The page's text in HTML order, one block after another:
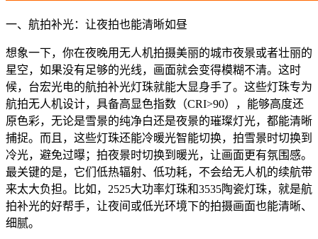
一、航拍补光：让夜拍也能清晰如昼
想象一下，你在夜晚用无人机拍摄美丽的城市夜景或者壮丽的
星空，如果没有足够的光线，画面就会变得模糊不清。这时
候，台宏光电的航拍补光灯珠就能大显身手了。这些灯珠专为
航拍无人机设计，具备高显色指数（CRI>90），能够高度还
原色彩，无论是雪景的纯净白还是夜景的璀璨灯光，都能清晰
捕捉。而且，这些灯珠还能冷暖光智能切换，拍雪景时切换到
冷光，避免过曝；拍夜景时切换到暖光，让画面更有氛围感。
最关键的是，它们低热辐射、低功耗，不会给无人机的续航带
来太大负担。比如，2525大功率灯珠和3535陶瓷灯珠，就是航
拍补光的好帮手，让夜间或低光环境下的拍摄画面也能清晰、
细腻。